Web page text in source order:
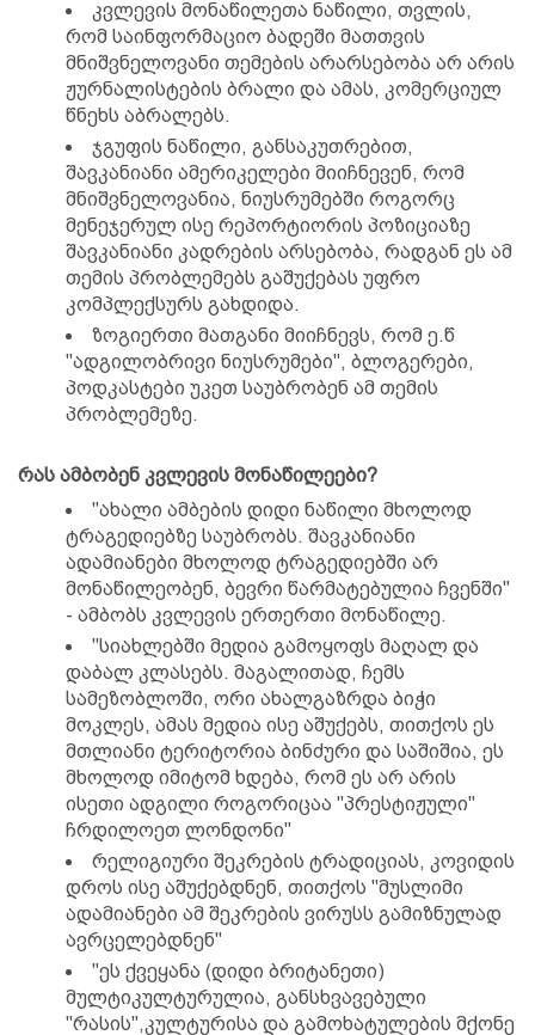
კვლევის მონაწილეთა ნაწილი, თვლის,
რომ საინფორმაციო ბადეში მათთვის
მნიშვნელოვანი თემების არარსებობა არ არის
ჟურნალისტების ბრალი და ამას, კომერციულ
წნეხს აბრალებს.
ჯგუფის ნაწილი, განსაკუთრებით,
შავკანიანი ამერიკელები მიიჩნევენ, რომ
მნიშვნელოვანია, ნიუსრუმებში როგორც
მენეჯერულ ისე რეპორტიორის პოზიციაზე
შავკანიანი კადრების არსებობა, რადგან ეს ამ
თემის პრობლემებს გაშუქებას უფრო
კომპლექსურს გახდიდა.
ზოგიერთი მათგანი მიიჩნევს, რომ ე.წ
"ადგილობრივი ნიუსრუმები", ბლოგერები,
პოდკასტები უკეთ საუბრობენ ამ თემის
პრობლემეზე.
რას ამბობენ კვლევის მონაწილეები?
"ახალი ამბების დიდი ნაწილი მხოლოდ
ტრაგედიებზე საუბრობს. შავკანიანი
ადამიანები მხოლოდ ტრაგედიებში არ
მონაწილეობენ, ბევრი წარმატებულია ჩვენში"
- ამბობს კვლევის ერთერთი მონაწილე.
"სიახლებში მედია გამოყოფს მაღალ და
დაბალ კლასებს. მაგალითად, ჩემს
სამეზობლოში, ორი ახალგაზრდა ბიჭი
მოკლეს, ამას მედია ისე აშუქებს, თითქოს ეს
მთლიანი ტერიტორია ბინძური და საშიშია, ეს
მხოლოდ იმიტომ ხდება, რომ ეს არ არის
ისეთი ადგილი როგორიცაა "პრესტიჟული"
ჩრდილოეთ ლონდონი"
რელიგიური შეკრების ტრადიციას, კოვიდის
დროს ისე აშუქებდნენ, თითქოს "მუსლიმი
ადამიანები ამ შეკრების ვირუსს გამიზნულად
ავრცელებდნენ"
"ეს ქვეყანა (დიდი ბრიტანეთი)
მულტიკულტურულია, განსხვავებული
"რასის",კულტურისა და გამოხატულების მქონე